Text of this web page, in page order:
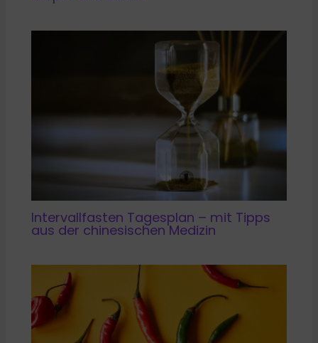
Intervallfasten Tagesplan – mit Tipps
aus der chinesischen Medizin